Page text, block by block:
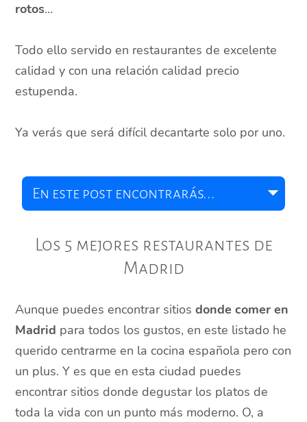
rotos…
Todo ello servido en restaurantes de excelente
calidad y con una relación calidad precio
estupenda.
Ya verás que será difícil decantarte solo por uno.
Los 5 mejores restaurantes de
Madrid
Aunque puedes encontrar sitios donde comer en
Madrid para todos los gustos, en este listado he
querido centrarme en la cocina española pero con
un plus. Y es que en esta ciudad puedes
encontrar sitios donde degustar los platos de
toda la vida con un punto más moderno. O, a